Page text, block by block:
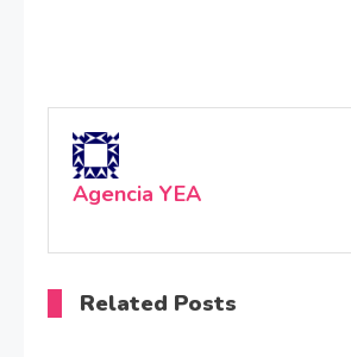
Agencia YEA
Related Posts